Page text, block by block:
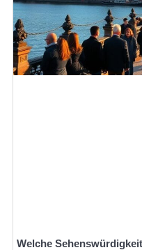
Welche